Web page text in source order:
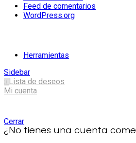
Feed de comentarios
WordPress.org
Herramientas
Sidebar
0 Lista de deseos
Mi cuenta
Cerrar
¿No tienes una cuenta